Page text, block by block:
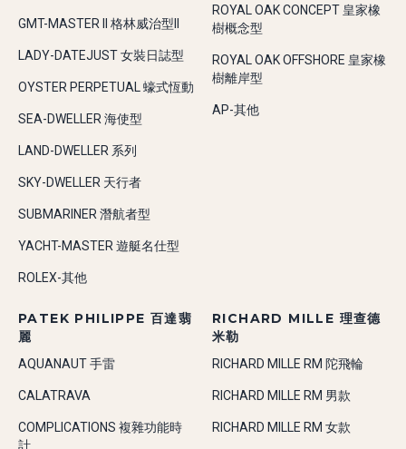
GMT-MASTER II 格林威治型II
LADY-DATEJUST 女裝日誌型
OYSTER PERPETUAL 蠔式恆動
SEA-DWELLER 海使型
LAND-DWELLER 系列
SKY-DWELLER 天行者
SUBMARINER 潛航者型
YACHT-MASTER 遊艇名仕型
ROLEX-其他
ROYAL OAK CONCEPT 皇家橡
樹概念型
ROYAL OAK OFFSHORE 皇家橡
樹離岸型
AP-其他
PATEK PHILIPPE 百達翡
麗
AQUANAUT 手雷
CALATRAVA
COMPLICATIONS 複雜功能時
計
RICHARD MILLE 理查德
米勒
RICHARD MILLE RM 陀飛輪
RICHARD MILLE RM 男款
RICHARD MILLE RM 女款